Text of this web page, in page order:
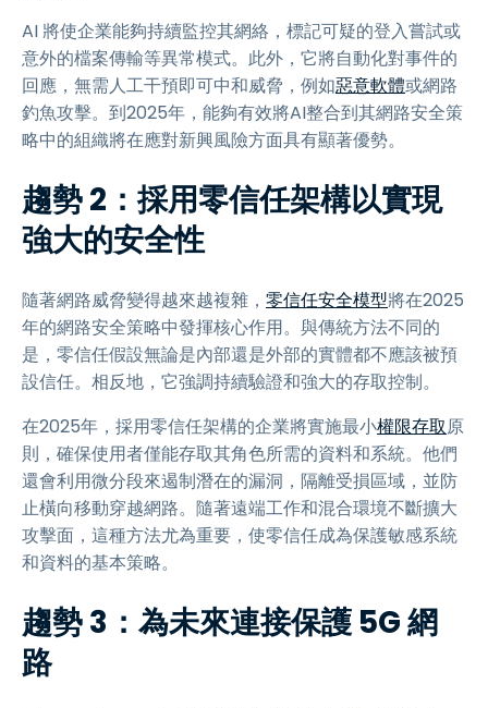
AI 將使企業能夠持續監控其網絡，標記可疑的登入嘗試或
意外的檔案傳輸等異常模式。此外，它將自動化對事件的
回應，無需人工干預即可中和威脅，例如惡意軟體或網路
釣魚攻擊。到2025年，能夠有效將AI整合到其網路安全策
略中的組織將在應對新興風險方面具有顯著優勢。
趨勢 2：採用零信任架構以實現
強大的安全性
隨著網路威脅變得越來越複雜， 零信任安全模型將在2025
年的網路安全策略中發揮核心作用。與傳統方法不同的
是，零信任假設無論是內部還是外部的實體都不應該被預
設信任。相反地，它強調持續驗證和強大的存取控制。
在2025年，採用零信任架構的企業將實施最小權限存取原
則，確保使用者僅能存取其角色所需的資料和系統。他們
還會利用微分段來遏制潛在的漏洞，隔離受損區域，並防
止橫向移動穿越網路。隨著遠端工作和混合環境不斷擴大
攻擊面，這種方法尤為重要，使零信任成為保護敏感系統
和資料的基本策略。
趨勢 3：為未來連接保護 5G 網
路